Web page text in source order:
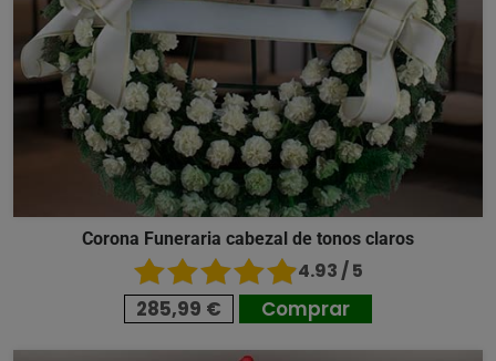
Corona Funeraria cabezal de tonos claros
4.93 / 5
285,99 € Comprar